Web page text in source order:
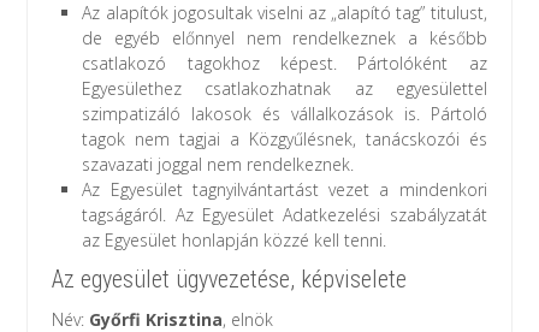
Az alapítók jogosultak viselni az „alapító tag” titulust,
de egyéb előnnyel nem rendelkeznek a később
csatlakozó tagokhoz képest. Pártolóként az
Egyesülethez csatlakozhatnak az egyesülettel
szimpatizáló lakosok és vállalkozások is. Pártoló
tagok nem tagjai a Közgyűlésnek, tanácskozói és
szavazati joggal nem rendelkeznek.
Az Egyesület tagnyilvántartást vezet a mindenkori
tagságáról. Az Egyesület Adatkezelési szabályzatát
az Egyesület honlapján közzé kell tenni.
Az egyesület ügyvezetése, képviselete
Név: Győrfi Krisztina, elnök